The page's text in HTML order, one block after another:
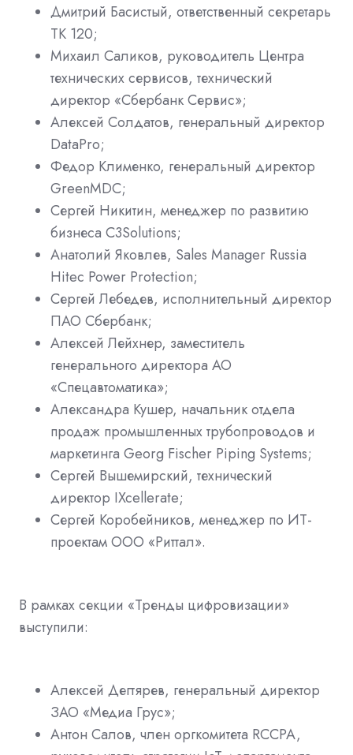
Дмитрий Басистый, ответственный секретарь
ТК 120;
Михаил Саликов, руководитель Центра
технических сервисов, технический
директор «Сбербанк Сервис»;
Алексей Солдатов, генеральный директор
DataPro;
Федор Клименко, генеральный директор
GreenMDC;
Сергей Никитин, менеджер по развитию
бизнеса C3Solutions;
Анатолий Яковлев, Sales Manager Russia
Hitec Power Protection;
Сергей Лебедев, исполнительный директор
ПАО Сбербанк;
Алексей Лейхнер, заместитель
генерального директора АО
«Спецавтоматика»;
Александра Кушер, начальник отдела
продаж промышленных трубопроводов и
маркетинга Georg Fischer Piping Systems;
Сергей Вышемирский, технический
директор IXcellerate;
Сергей Коробейников, менеджер по ИТ-
проектам ООО «Риттал».
В рамках секции «Тренды цифровизации»
выступили:
Алексей Дегтярев, генеральный директор
ЗАО «Медиа Грус»;
Антон Салов, член оргкомитета RCCPA,